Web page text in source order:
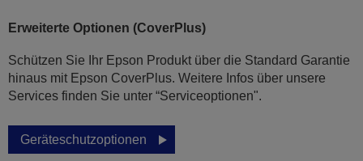
Erweiterte Optionen (CoverPlus)
Schützen Sie Ihr Epson Produkt über die Standard Garantie
hinaus mit Epson CoverPlus. Weitere Infos über unsere
Services finden Sie unter “Serviceoptionen".
Geräteschutzoptionen